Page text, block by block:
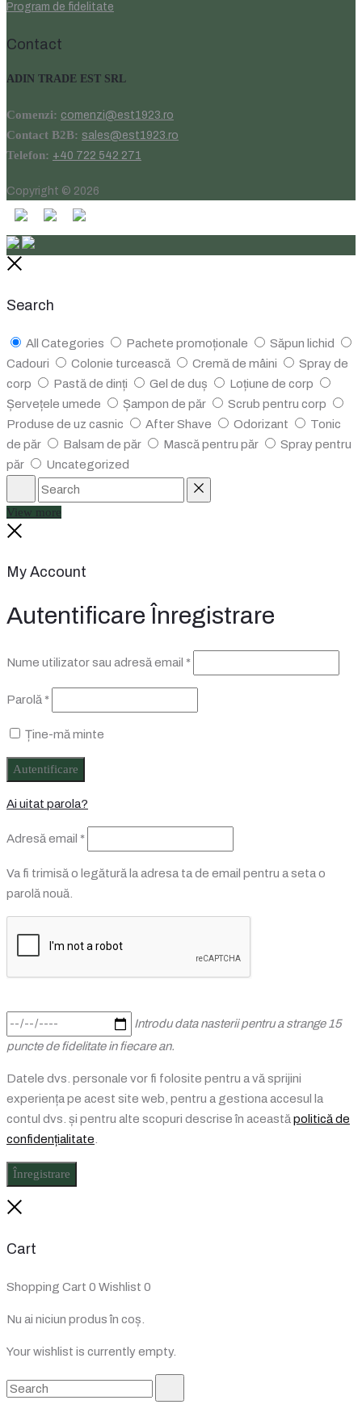
Program de fidelitate
Contact
ADIN TRADE EST SRL
Comenzi: comenzi@est1923.ro
Contact B2B: sales@est1923.ro
Telefon: +40 722 542 271
Copyright © 2026
Search
All Categories Pachete promoționale
Săpun lichid
Cadouri
Colonie turcească Cremă de mâini
Spray de
corp
Pastă de dinți Gel de duș
Loțiune de corp
Șervețele umede
Șampon de păr
Scrub pentru corp
Produse de uz casnic
After Shave Odorizant
Tonic
de păr
Balsam de păr Mască pentru păr
Spray pentru
păr
Uncategorized
Search
View more
My Account
Autentificare Înregistrare
Nume utilizator sau adresă email *Obligatoriu
Parolă *Obligatoriu
Ține-mă minte
Autentificare
Ai uitat parola?
Adresă email *Obligatoriu
Va fi trimisă o legătură la adresa ta de email pentru a seta o
parolă nouă.
Introdu data nasterii pentru a strange 15
puncte de fidelitate in fiecare an.
Datele dvs. personale vor fi folosite pentru a vă sprijini
experiența pe acest site web, pentru a gestiona accesul la
contul dvs. și pentru alte scopuri descrise în aceastăpolitică de
confidențialitate.
Înregistrare
Cart
Shopping Cart 0 Wishlist 0
Nu ai niciun produs în coș.
Your wishlist is currently empty.
Search